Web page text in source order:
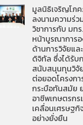
มูลนิธิเจริญโภ
ลงนามความร่ว
วิชาการกับ มท
หน้าบูรณาการ
ด้านการวิจัยแล
ดิจิทัล ซึ่งได้รับ
สนับสนุนทุนวิจั
ต่อยอดโครงกา
กระบือทันสมัย
อาชีพเกษตรกร
เคลื่อนเศรษฐกิ
อย่างยั่งยืน